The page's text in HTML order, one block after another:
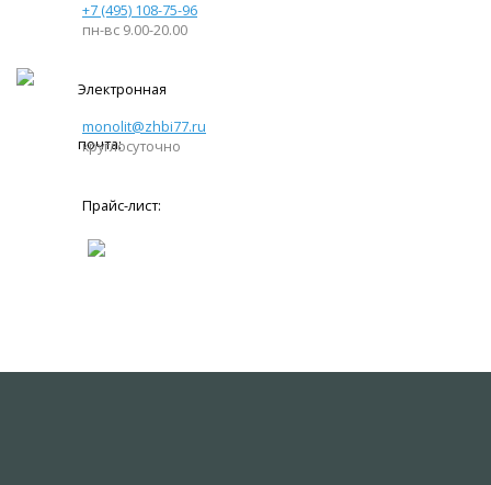
+7 (495) 108-75-96
пн-вс 9.00-20.00
Электронная
почта:
monolit@zhbi77.ru
круглосуточно
Прайс-лист: